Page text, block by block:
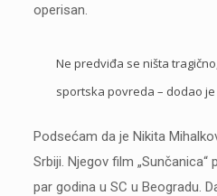
operisan.
Ne predviđa se ništa
sportska povreda – dodao je
Podsećam da je Nikita
Srbiji. Njegov film
par godina u SC u Beogradu.